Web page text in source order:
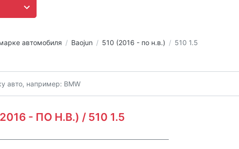
автомобиля Baojun 510 (2016 - по н.в.) 510 1.5
- ПО Н.В.) / 510 1.5